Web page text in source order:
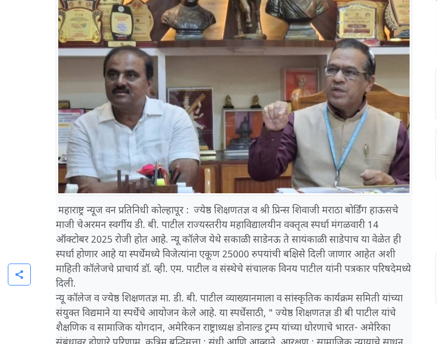
महाराष्ट्र न्यूज वन प्रतिनिधी कोल्हापूर : ज्येष्ठ शिक्षणतज्ञ व श्री प्रिन्स शिवाजी मराठा बोर्डिंग हाऊसचे
माजी चेअरमन स्वर्गीय डी. बी. पाटील राज्यस्तरीय महाविद्यालयीन वक्तृत्व स्पर्धा मंगळवारी 14
ऑक्टोबर 2025 रोजी होत आहे. न्यू कॉलेज येथे सकाळी साडेनऊ ते सायंकाळी साडेपाच या वेळेत ही
स्पर्धा होणार आहे या स्पर्धेमध्ये विजेत्यांना एकूण 25000 रुपयांची बक्षिसे दिली जाणार आहेत अशी
माहिती कॉलेजचे प्राचार्य डॉ. व्ही. एम. पाटील व संस्थेचे संचालक विनय पाटील यांनी पत्रकार परिषदेमध्ये
दिली.
न्यू कॉलेज व ज्येष्ठ शिक्षणतज्ञ मा. डी. बी. पाटील व्याख्यानमाला व सांस्कृतिक कार्यक्रम समिती यांच्या
संयुक्त विद्यमाने या स्पर्धेचे आयोजन केले आहे. या स्पर्धेसाठी, " ज्येष्ठ शिक्षणतज्ञ डी बी पाटील यांचे
शैक्षणिक व सामाजिक योगदान, अमेरिकन राष्ट्राध्यक्ष डोनाल्ड ट्रम्प यांच्या धोरणाचे भारत- अमेरिका
share